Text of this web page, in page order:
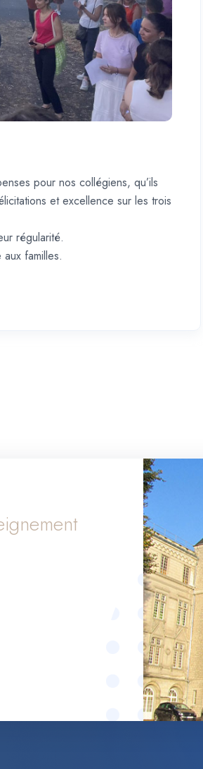
pour nos collégiens, qu’ils
etexcellence sur les trois
régularité.
familles.